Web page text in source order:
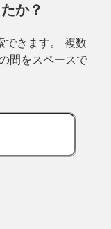
か？
できます。 複数
間をスペースで